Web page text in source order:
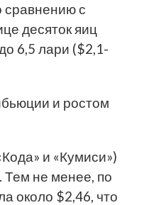
сравнению с
десяток яиц
6,5 лари ($2,1-
и ростом
и «Кумиси»)
Тем не менее, по
около $2,46, что